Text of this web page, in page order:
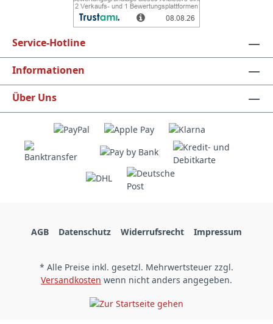
Service-Hotline
Informationen
Über Uns
AGB Datenschutz Widerrufsrecht Impressum
* Alle Preise inkl. gesetzl. Mehrwertsteuer zzgl.
Versandkosten wenn nicht anders angegeben.